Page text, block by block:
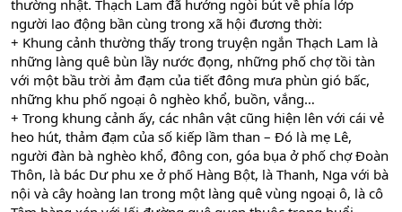
thường nhật. Thạch Lam đã hướng ngòi bút về phía lớp
người lao động bần cùng trong xã hội đương thời:
+ Khung cảnh thường thấy trong truyện ngắn Thạch Lam là
những làng quê bùn lầy nước đọng, những phố chợ tồi tàn
với một bầu trời ảm đạm của tiết đông mưa phùn gió bấc,
những khu phố ngoại ô nghèo khổ, buồn, vắng…
+ Trong khung cảnh ấy, các nhân vật cũng hiện lên với cái vẻ
heo hút, thảm đạm của số kiếp lầm than – Đó là mẹ Lê,
người đàn bà nghèo khổ, đông con, góa bụa ở phố chợ Đoàn
Thôn, là bác Dư phu xe ở phố Hàng Bột, là Thanh, Nga với bà
nội và cây hoàng lan trong một làng quê vùng ngoại ô, là cô